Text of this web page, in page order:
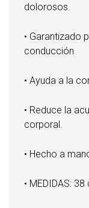
dolorosos.
• Garantizado
conducción
• Ayuda a la
• Reduce la
corporal.
• Hecho a
• MEDIDAS: